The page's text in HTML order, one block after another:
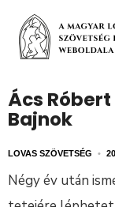
Ács
Bajnok
LOVAS SZÖVETSÉG •
Négy év után